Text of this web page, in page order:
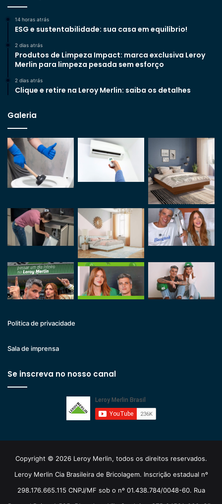
14 horas atrás
ESG e sustentabilidade: sua casa em equilíbrio!
2 dias atrás
Produtos de Limpeza Impact: marca exclusiva Leroy
Merlin para limpeza pesada sem esforço
2 dias atrás
Clique e retire na Leroy Merlin: saiba os detalhes
Galeria
Politica de privacidade
Sala de imprensa
Se inscreva no nosso canal
Copyright © 2026 Leroy Merlin, todos os direitos reservados.
Leroy Merlin Cia Brasileira de Bricolagem. Inscrição estadual nº
298.176.665.115 CNPJ/MF sob o nº 01.438.784/0048-60. Rua